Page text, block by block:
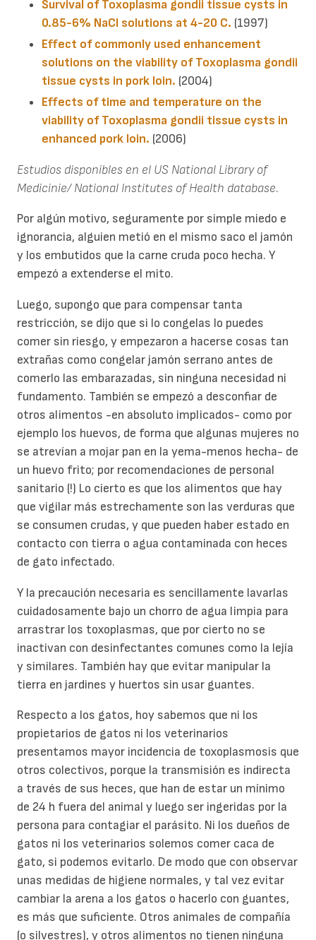
Survival of Toxoplasma gondii tissue cysts in
0.85-6% NaCl solutions at 4-20 C. (1997)
Effect of commonly used enhancement
solutions on the viability of Toxoplasma gondii
tissue cysts in pork loin. (2004)
Effects of time and temperature on the
viability of Toxoplasma gondii tissue cysts in
enhanced pork loin. (2006)
Estudios disponibles en el US National Library of
Medicinie/ National Institutes of Health database.
Por algún motivo, seguramente por simple miedo e
ignorancia, alguien metió en el mismo saco el jamón
y los embutidos que la carne cruda poco hecha. Y
empezó a extenderse el mito.
Luego, supongo que para compensar tanta
restricción, se dijo que si lo congelas lo puedes
comer sin riesgo, y empezaron a hacerse cosas tan
extrañas como congelar jamón serrano antes de
comerlo las embarazadas, sin ninguna necesidad ni
fundamento. También se empezó a desconfiar de
otros alimentos -en absoluto implicados- como por
ejemplo los huevos, de forma que algunas mujeres no
se atrevían a mojar pan en la yema-menos hecha- de
un huevo frito; por recomendaciones de personal
sanitario (!) Lo cierto es que los alimentos que hay
que vigilar más estrechamente son las verduras que
se consumen crudas, y que pueden haber estado en
contacto con tierra o agua contaminada con heces
de gato infectado.
Y la precaución necesaria es sencillamente lavarlas
cuidadosamente bajo un chorro de agua limpia para
arrastrar los toxoplasmas, que por cierto no se
inactivan con desinfectantes comunes como la lejía
y similares. También hay que evitar manipular la
tierra en jardines y huertos sin usar guantes.
Respecto a los gatos, hoy sabemos que ni los
propietarios de gatos ni los veterinarios
presentamos mayor incidencia de toxoplasmosis que
otros colectivos, porque la transmisión es indirecta
a través de sus heces, que han de estar un mínimo
de 24 h fuera del animal y luego ser ingeridas por la
persona para contagiar el parásito. Ni los dueños de
gatos ni los veterinarios solemos comer caca de
gato, si podemos evitarlo. De modo que con observar
unas medidas de higiene normales, y tal vez evitar
cambiar la arena a los gatos o hacerlo con guantes,
es más que suficiente. Otros animales de compañía
(o silvestres), y otros alimentos no tienen ninguna